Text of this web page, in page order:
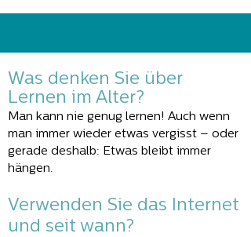
Was denken Sie über
Lernen im Alter?
Man kann nie genug lernen! Auch wenn
man immer wieder etwas vergisst – oder
gerade deshalb: Etwas bleibt immer
hängen.
Verwenden Sie das Internet
und seit wann?